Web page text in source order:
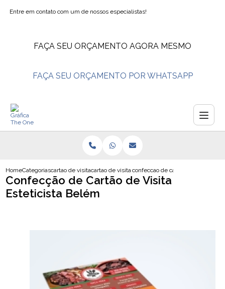
Entre em contato com um de nossos especialistas!
FAÇA SEU ORÇAMENTO AGORA MESMO
FAÇA SEU ORÇAMENTO POR WHATSAPP
HomeCategoriascartao de visitacartao de visita fisioterapiaconfeccao de cartao de visita
Confecção de Cartão de Visita
Esteticista Belém